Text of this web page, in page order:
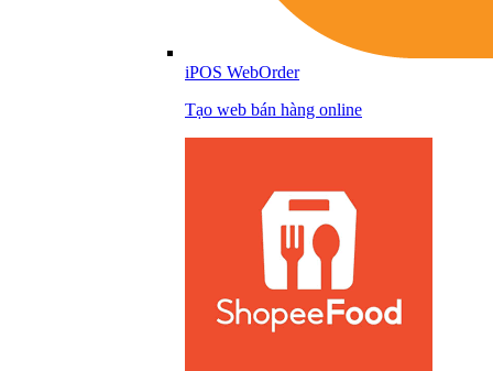
iPOS WebOrder
Tạo web bán hàng online